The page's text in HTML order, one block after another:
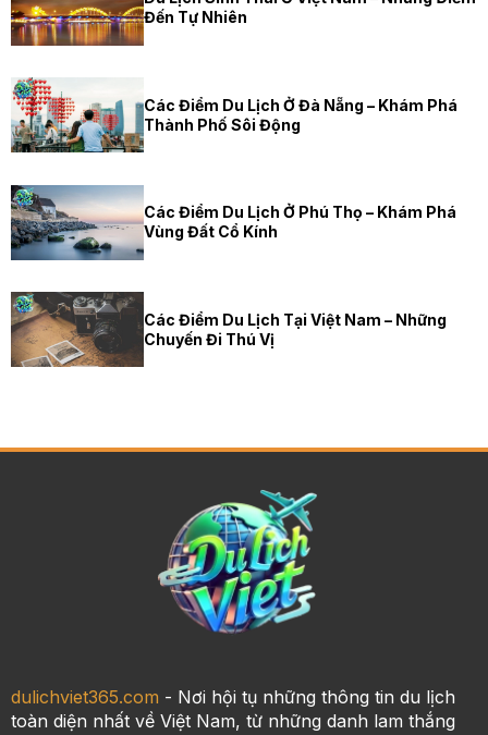
Đến Tự Nhiên
Các Điểm Du Lịch Ở Đà Nẵng – Khám Phá
Thành Phố Sôi Động
Các Điểm Du Lịch Ở Phú Thọ – Khám Phá
Vùng Đất Cổ Kính
Các Điểm Du Lịch Tại Việt Nam – Những
Chuyến Đi Thú Vị
dulichviet365.com - Nơi hội tụ những thông tin du lịch
toàn diện nhất về Việt Nam, từ những danh lam thắng